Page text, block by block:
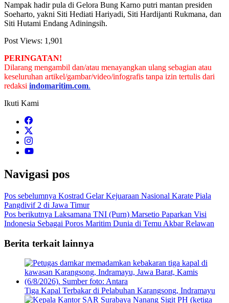
Nampak hadir pula di Gelora Bung Karno putri mantan presiden
Soeharto, yakni Siti Hediati Hariyadi, Siti Hardijanti Rukmana, dan
Siti Hutami Endang Adiningsih.
Post Views: 1,901
PERINGATAN!
Dilarang mengambil dan/atau menayangkan ulang sebagian atau
keseluruhan artikel/gambar/video/infografis tanpa izin tertulis dari
redaksi indomaritim.com.
Ikuti Kami
Navigasi pos
Pos sebelumnya Kostrad Gelar Kejuaraan Nasional Karate Piala
Pangdivif 2 di Jawa Timur
Pos berikutnya Laksamana TNI (Purn) Marsetio Paparkan Visi
Indonesia Sebagai Poros Maritim Dunia di Temu Akbar Relawan
Berita terkait lainnya
Tiga Kapal Terbakar di Pelabuhan Karangsong, Indramayu